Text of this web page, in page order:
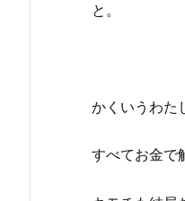
と。
かくいうわた
すべてお金で